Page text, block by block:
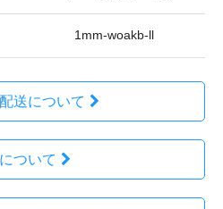
1mm-woakb-ll
送について
ついて